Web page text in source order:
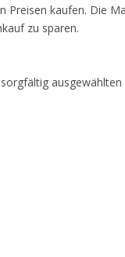
kaufen. Die
zu sparen.